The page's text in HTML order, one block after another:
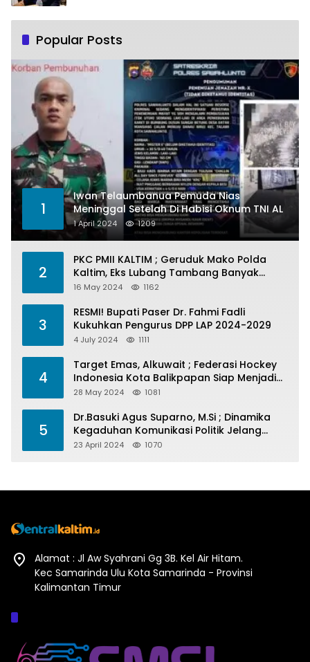
Popular Posts
1
Iwan Telaumbanua Pemuda Nias
Meninggal Setelah Di Habisi Oknum TNI AL
1 April 2024 1209
2
PKC PMII KALTIM ; Geruduk Mako Polda
Kaltim, Eks Lubang Tambang Banyak
Menelan Korban
16 May 2024 1162
3
RESMI! Bupati Paser Dr. Fahmi Fadli
Kukuhkan Pengurus DPP LAP 2024-2029
4 July 2024 1111
4
Target Emas, Alkuwait ; Federasi Hockey
Indonesia Kota Balikpapan Siap Menjadi
Barometer Prestasi Di Kaltim
28 May 2024 1081
5
Dr.Basuki Agus Suparno, M.Si ; Dinamika
Kegaduhan Komunikasi Politik Jelang
Pesta Politik 2024
23 April 2024 1070
Alamat : Jl Aw Syahrani Gg 3B. Kel Air Hitam.
Kec Samarinda Ulu Kota Samarinda - Provinsi
Kalimantan Timur